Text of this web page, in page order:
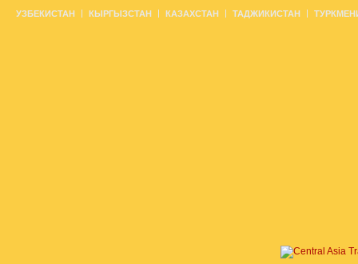
УЗБЕКИСТАН КЫРГЫЗСТАН КАЗАХСТАН ТАДЖИКИСТАН